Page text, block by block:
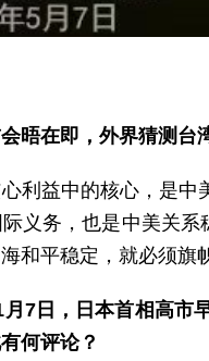
晤在即，外界猜测
利益中的核心，是
义务，也是中美关
和平稳定，就必须旗
7日，日本首相高市
何评论？